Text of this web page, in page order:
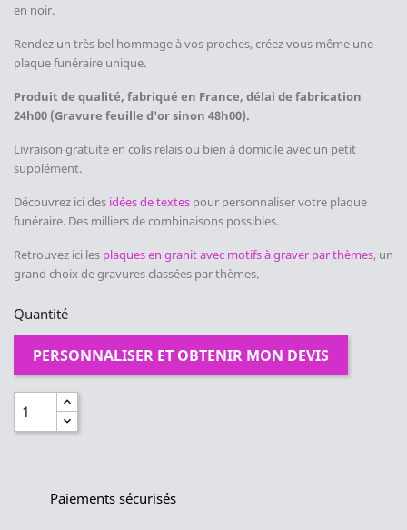
en noir.
Rendez un très bel hommage à vos proches, créez vous même une
plaque funéraire unique.
Produit de qualité, fabriqué en France, délai de fabrication
24h00 (Gravure feuille d'or sinon 48h00).
Livraison gratuite en colis relais ou bien à domicile avec un petit
supplément.
Découvrez ici des idées de textes pour personnaliser votre plaque
funéraire. Des milliers de combinaisons possibles.
Retrouvez ici les plaques en granit avec motifs à graver par thèmes, un
grand choix de gravures classées par thèmes.
Quantité
PERSONNALISER ET OBTENIR MON DEVIS
Paiements sécurisés